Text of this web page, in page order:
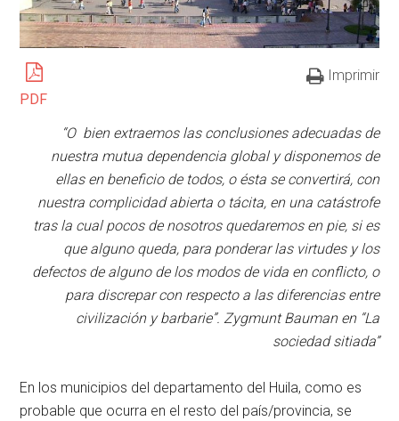
PDF
Imprimir
“O bien extraemos las conclusiones adecuadas de
nuestra mutua dependencia global y disponemos de
ellas en beneficio de todos, o ésta se convertirá, con
nuestra complicidad abierta o tácita, en una catástrofe
tras la cual pocos de nosotros quedaremos en pie, si es
que alguno queda, para ponderar las virtudes y los
defectos de alguno de los modos de vida en conflicto, o
para discrepar con respecto a las diferencias entre
civilización y barbarie”. Zygmunt Bauman en “La
sociedad sitiada”
En los municipios del departamento del Huila, como es
probable que ocurra en el resto del país/provincia, se